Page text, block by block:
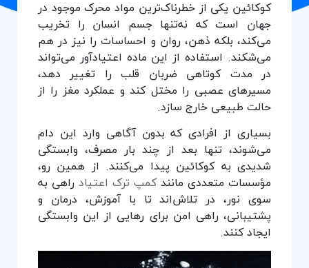
کوکائین یکی از خطرناک‌ترین مواد محرک موجود در
جهان است که نه‌تنها جسم انسان را تخریب
می‌کند، بلکه ذهن، روان و احساسات را نیز در هم
می‌شکند. استفاده از این ماده اعتیادآور می‌تواند
در مدت کوتاهی ضربان قلب را تغییر دهد،
مسیرهای عصبی را مختل کند و عملکرد مغز را از
حالت طبیعی خارج سازد.
بسیاری از افرادی که بدون آگاهی وارد این دام
می‌شوند، تنها بعد از چند بار مصرف، وابستگی
شدیدی به کوکائین پیدا می‌کنند. از همین رو،
مؤسسات متعددی مانندکمپ ترک اعتیادراهی به
سوی نور، در تلاش‌اند تا با آموزش، درمان و
پشتیبانی، راهی امن برای رهایی از این وابستگی
ایجاد کنند.